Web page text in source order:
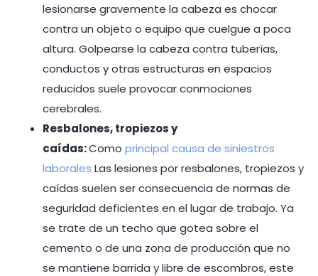
lesionarse gravemente la cabeza es chocar
contra un objeto o equipo que cuelgue a poca
altura. Golpearse la cabeza contra tuberías,
conductos y otras estructuras en espacios
reducidos suele provocar conmociones
cerebrales.
Resbalones, tropiezos y
caídas:Como principal causa de siniestros
laborales Las lesiones por resbalones, tropiezos y
caídas suelen ser consecuencia de normas de
seguridad deficientes en el lugar de trabajo. Ya
se trate de un techo que gotea sobre el
cemento o de una zona de producción que no
se mantiene barrida y libre de escombros, este